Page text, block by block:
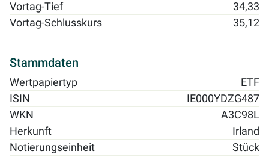
Vortag-Tief
34,33
Vortag-Schlusskurs
35,12
Stammdaten
Wertpapiertyp
ETF
ISIN
IE000YDZG487
WKN
A3C98L
Herkunft
Irland
Notierungseinheit
Stück